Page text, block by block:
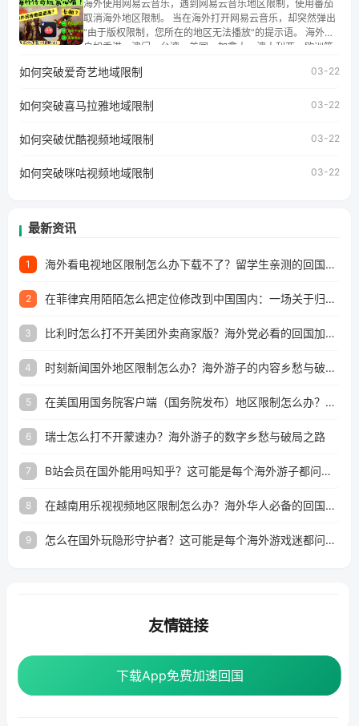
讯视频地区版权限制」的问题，无论人在香港、澳门、台
湾、美国、加拿大、澳大利亚、欧洲等国家和地区工作、留
学、定居等，都可以使用，不再因地区和版权限制所困扰。
海外使用网易云音乐，遇到网易云音乐地区限制，使用番茄
取消海外地区限制。 当在海外打开网易云音乐，却突然弹出
“由于版权限制，您所在的地区无法播放”的提示语。 海外用
户如香港、澳门、台湾、美国、加拿大、澳大利亚、欧洲等
地区及版权限制问题，且仅能在中国大陆地区播放。 遇到这
户收听网易云音乐地区版权限制」的问题，无论人在香港、
工作、留学、定居等，都可以使用，不再因地区和版权限制
所困扰。
如何突破爱奇艺地域限制 03-22
如何突破喜马拉雅地域限制 03-22
如何突破优酷视频地域限制 03-22
如何突破咪咕视频地域限制 03-22
最新资讯
1 海外看电视地区限制怎么办下载不了？留学生亲测的回国加速方案（附2026世界杯观赛技巧）
2 在菲律宾用陌陌怎么把定位修改到中国国内：一场关于归属感与连接的探索
3 比利时怎么打不开美团外卖商家版？海外党必看的回国加速全攻略
4 时刻新闻国外地区限制怎么办？海外游子的内容乡愁与破局之路
5 在美国用国务院客户端（国务院发布）地区限制怎么办？3步解决海外看国内内容难题
6 瑞士怎么打不开蒙速办？海外游子的数字乡愁与破局之路
7 B站会员在国外能用吗知乎？这可能是每个海外游子都问过的问题
8 在越南用乐视视频地区限制怎么办？海外华人必备的回国加速攻略
9 怎么在国外玩隐形守护者？这可能是每个海外游戏迷都问过的问题
下载App免费加速回国
下载App免费加速回国
友情链接